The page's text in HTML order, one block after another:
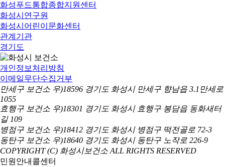
화성푸드통합종합지원센터
화성시연구원
화성시어린이문화센터
관계기관
경기도
개인정보처리방침
이메일무단수집거부
만세구 보건소 우)18596 경기도 화성시 만세구 향남읍 3.1만세로
1055
효행구 보건소 우)18301 경기도 화성시 효행구 봉담읍 동화새터
길 109
병점구 보건소 우)18412 경기도 화성시 병점구 떡전골로 72-3
동탄구 보건소 우)18640 경기도 화성시 동탄구 노작로 226-9
COPYRIGHT (C) 화성시보건소 ALL RIGHTS RESERVED
민원안내콜센터